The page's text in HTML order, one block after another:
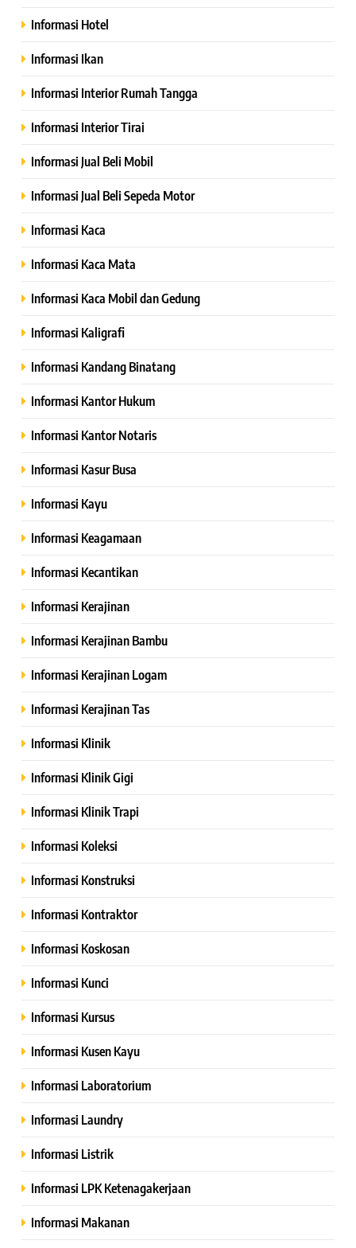
Informasi Hotel
Informasi Ikan
Informasi Interior Rumah Tangga
Informasi Interior Tirai
Informasi Jual Beli Mobil
Informasi Jual Beli Sepeda Motor
Informasi Kaca
Informasi Kaca Mata
Informasi Kaca Mobil dan Gedung
Informasi Kaligrafi
Informasi Kandang Binatang
Informasi Kantor Hukum
Informasi Kantor Notaris
Informasi Kasur Busa
Informasi Kayu
Informasi Keagamaan
Informasi Kecantikan
Informasi Kerajinan
Informasi Kerajinan Bambu
Informasi Kerajinan Logam
Informasi Kerajinan Tas
Informasi Klinik
Informasi Klinik Gigi
Informasi Klinik Trapi
Informasi Koleksi
Informasi Konstruksi
Informasi Kontraktor
Informasi Koskosan
Informasi Kunci
Informasi Kursus
Informasi Kusen Kayu
Informasi Laboratorium
Informasi Laundry
Informasi Listrik
Informasi LPK Ketenagakerjaan
Informasi Makanan